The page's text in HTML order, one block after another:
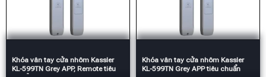
Khóa vân tay cửa nhôm Kassler
KL-599TN Grey APP, Remote tiêu
Khóa vân tay cửa nhôm Kassler
KL-599TN Grey APP tiêu chuẩn